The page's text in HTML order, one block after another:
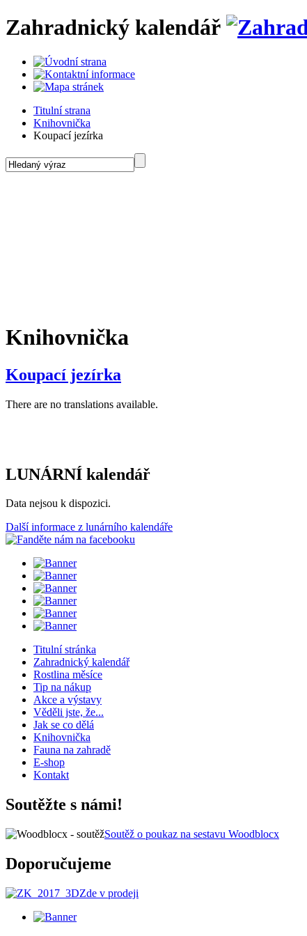
Zahradnický kalendář
Titulní strana
Knihovnička
Koupací jezírka
Knihovnička
Koupací jezírka
There are no translations available.
LUNÁRNÍ kalendář
Data nejsou k dispozici.
Další informace z lunárního kalendáře
Titulní stránka
Zahradnický kalendář
Rostlina měsíce
Tip na nákup
Akce a výstavy
Věděli jste, že...
Jak se co dělá
Knihovnička
Fauna na zahradě
E-shop
Kontakt
Soutěžte s námi!
Soutěž o poukaz na sestavu Woodblocx
Doporučujeme
Zde v prodeji